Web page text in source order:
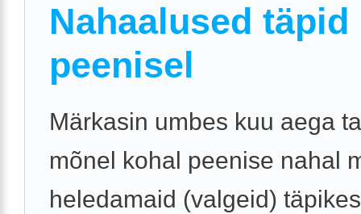
Nahaalused täpid
peenisel
Märkasin umbes kuu aega
mõnel kohal peenise nahal
heledamaid (valgeid)